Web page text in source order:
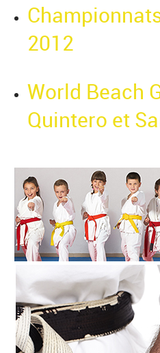
2012
World Beach
Quintero et